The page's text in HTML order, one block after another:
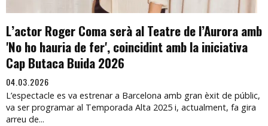
L’actor Roger Coma serà al Teatre de l’Aurora amb
'No ho hauria de fer', coincidint amb la iniciativa
Cap Butaca Buida 2026
04.03.2026
L’espectacle es va estrenar a Barcelona amb gran èxit de públic,
va ser programar al Temporada Alta 2025 i, actualment, fa gira
arreu de...